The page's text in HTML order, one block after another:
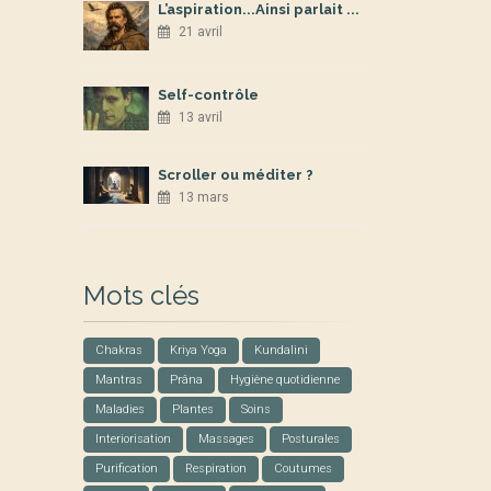
L’aspiration...Ainsi parlait ...
21 avril
Self-contrôle
13 avril
Scroller ou méditer ?
13 mars
Mots clés
Chakras Kriya Yoga Kundalini
Mantras Prâna Hygiène quotidienne
Maladies Plantes Soins
Interiorisation Massages Posturales
Purification Respiration Coutumes